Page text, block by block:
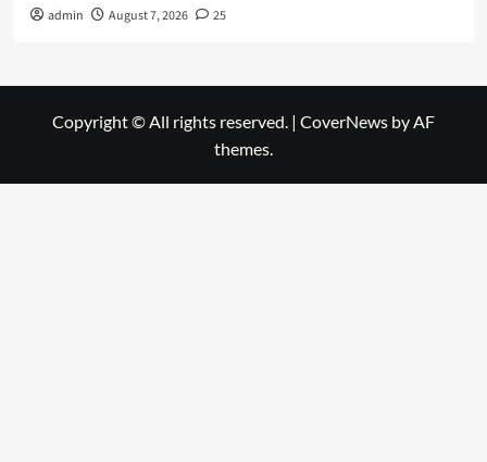
admin August 7, 2026 25
Copyright © All rights reserved. | CoverNews by AF
themes.